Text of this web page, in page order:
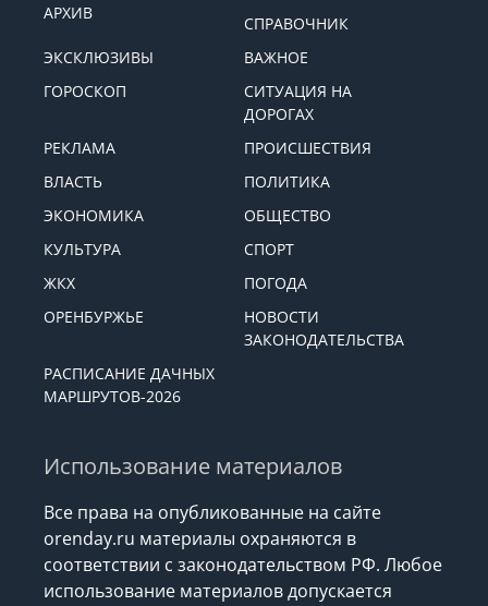
АРХИВ
СПРАВОЧНИК
ЭКСКЛЮЗИВЫ
ВАЖНОЕ
ГОРОСКОП
СИТУАЦИЯ НА
ДОРОГАХ
РЕКЛАМА
ПРОИСШЕСТВИЯ
ВЛАСТЬ
ПОЛИТИКА
ЭКОНОМИКА
ОБЩЕСТВО
КУЛЬТУРА
СПОРТ
ЖКХ
ПОГОДА
ОРЕНБУРЖЬЕ
НОВОСТИ
ЗАКОНОДАТЕЛЬСТВА
РАСПИСАНИЕ ДАЧНЫХ
МАРШРУТОВ-2026
Использование материалов
Все права на опубликованные на сайте
orenday.ru материалы охраняются в
соответствии с законодательством РФ. Любое
использование материалов допускается